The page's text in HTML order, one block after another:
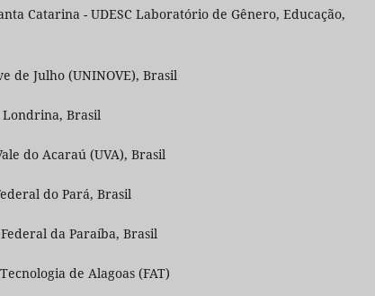
Catarina - UDESC Laboratório de Gênero, Educação,
de Julho (UNINOVE), Brasil
Londrina, Brasil
do Acaraú (UVA), Brasil
do Pará, Brasil
da Paraíba, Brasil
de Alagoas (FAT)